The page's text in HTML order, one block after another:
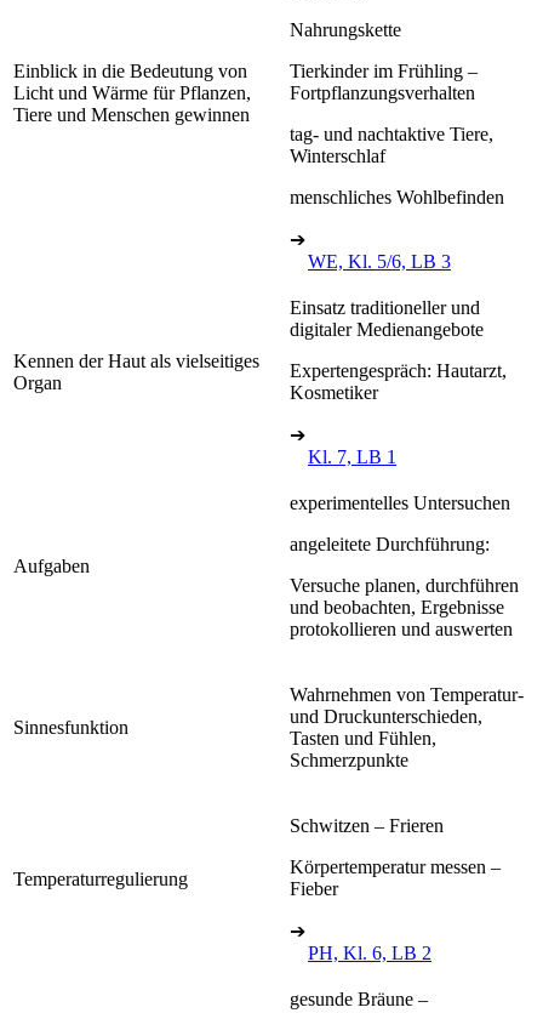
Einblick in die Bedeutung von
Licht und Wärme für Pflanzen,
Tiere und Menschen gewinnen
Nahrungskette
Tierkinder im Frühling –
Fortpflanzungsverhalten
tag- und nachtaktive Tiere,
Winterschlaf
menschliches Wohlbefinden
➔
WE, Kl. 5/6, LB 3
Kennen der Haut als vielseitiges
Organ
Einsatz traditioneller und
digitaler Medienangebote
Expertengespräch: Hautarzt,
Kosmetiker
➔
Kl. 7, LB 1
Aufgaben
experimentelles Untersuchen
angeleitete Durchführung:
Versuche planen, durchführen
und beobachten, Ergebnisse
protokollieren und auswerten
Sinnesfunktion
Wahrnehmen von Temperatur-
und Druckunterschieden,
Tasten und Fühlen,
Schmerzpunkte
Temperaturregulierung
Schwitzen – Frieren
Körpertemperatur messen –
Fieber
➔
PH, Kl. 6, LB 2
gesunde Bräune –